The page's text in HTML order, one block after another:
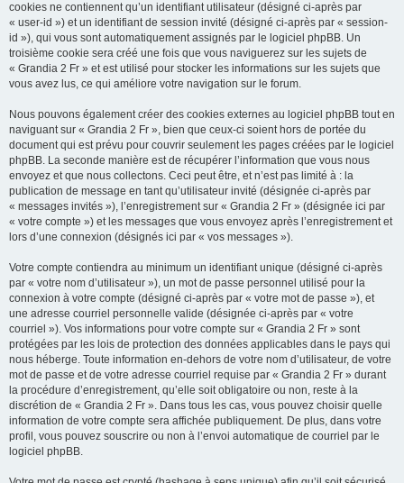
cookies ne contiennent qu’un identifiant utilisateur (désigné ci-après par
« user-id ») et un identifiant de session invité (désigné ci-après par « session-
id »), qui vous sont automatiquement assignés par le logiciel phpBB. Un
troisième cookie sera créé une fois que vous naviguerez sur les sujets de
« Grandia 2 Fr » et est utilisé pour stocker les informations sur les sujets que
vous avez lus, ce qui améliore votre navigation sur le forum.
Nous pouvons également créer des cookies externes au logiciel phpBB tout en
naviguant sur « Grandia 2 Fr », bien que ceux-ci soient hors de portée du
document qui est prévu pour couvrir seulement les pages créées par le logiciel
phpBB. La seconde manière est de récupérer l’information que vous nous
envoyez et que nous collectons. Ceci peut être, et n’est pas limité à : la
publication de message en tant qu’utilisateur invité (désignée ci-après par
« messages invités »), l’enregistrement sur « Grandia 2 Fr » (désignée ici par
« votre compte ») et les messages que vous envoyez après l’enregistrement et
lors d’une connexion (désignés ici par « vos messages »).
Votre compte contiendra au minimum un identifiant unique (désigné ci-après
par « votre nom d’utilisateur »), un mot de passe personnel utilisé pour la
connexion à votre compte (désigné ci-après par « votre mot de passe »), et
une adresse courriel personnelle valide (désignée ci-après par « votre
courriel »). Vos informations pour votre compte sur « Grandia 2 Fr » sont
protégées par les lois de protection des données applicables dans le pays qui
nous héberge. Toute information en-dehors de votre nom d’utilisateur, de votre
mot de passe et de votre adresse courriel requise par « Grandia 2 Fr » durant
la procédure d’enregistrement, qu’elle soit obligatoire ou non, reste à la
discrétion de « Grandia 2 Fr ». Dans tous les cas, vous pouvez choisir quelle
information de votre compte sera affichée publiquement. De plus, dans votre
profil, vous pouvez souscrire ou non à l’envoi automatique de courriel par le
logiciel phpBB.